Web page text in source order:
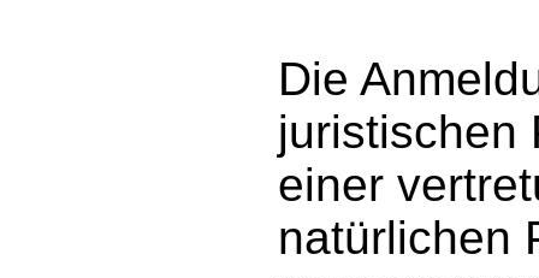
Die
juristischen
einer
natürlichen